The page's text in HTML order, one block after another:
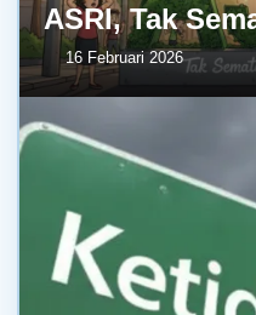
ASRI, Tak
16 Februari 2026